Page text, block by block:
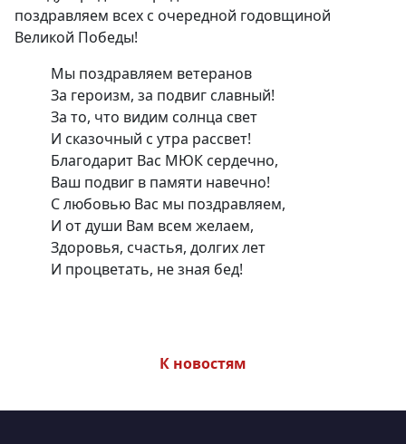
поздравляем всех с очередной годовщиной
Великой Победы!
Мы поздравляем ветеранов
За героизм, за подвиг славный!
За то, что видим солнца свет
И сказочный с утра рассвет!
Благодарит Вас МЮК сердечно,
Ваш подвиг в памяти навечно!
С любовью Вас мы поздравляем,
И от души Вам всем желаем,
Здоровья, счастья, долгих лет
И процветать, не зная бед!
К новостям